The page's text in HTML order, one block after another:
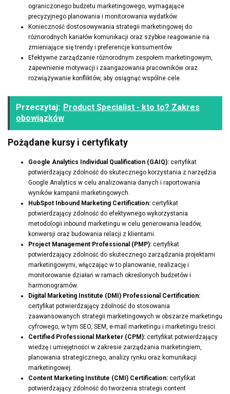
ograniczonego budżetu marketingowego, wymagające
precyzyjnego planowania i monitorowania wydatków.
Konieczność dostosowywania strategii marketingowej do
różnorodnych kanałów komunikacji oraz szybkie reagowanie na
zmieniające się trendy i preferencje konsumentów.
Efektywne zarządzanie różnorodnym zespołem marketingowym,
zapewnienie motywacji i zaangażowania pracowników oraz
rozwiązywanie konfliktów, aby osiągnąć wspólne cele.
Przeczytaj: Product Specialist - kto to? Zakres
obowiązków
Pożądane kursy i certyfikaty
Google Analytics Individual Qualification (GAIQ): certyfikat
potwierdzający zdolność do skutecznego korzystania z narzędzia
Google Analytics w celu analizowania danych i raportowania
wyników kampanii marketingowych.
HubSpot Inbound Marketing Certification: certyfikat
potwierdzający zdolność do efektywnego wykorzystania
metodologii inbound marketingu w celu generowania leadów,
konwersji oraz budowania relacji z klientami.
Project Management Professional (PMP): certyfikat
potwierdzający zdolność do skutecznego zarządzania projektami
marketingowymi, włączając w to planowanie, realizację i
monitorowanie działań w ramach określonych budżetów i
harmonogramów.
Digital Marketing Institute (DMI) Professional Certification:
certyfikat potwierdzający zdolność do stosowania
zaawansowanych strategii marketingowych w obszarze marketingu
cyfrowego, w tym SEO, SEM, e-mail marketingu i marketingu treści.
Certified Professional Marketer (CPM): certyfikat potwierdzający
wiedzę i umiejętności w zakresie zarządzania marketingiem,
planowania strategicznego, analizy rynku oraz komunikacji
marketingowej.
Content Marketing Institute (CMI) Certification: certyfikat
potwierdzający zdolność do tworzenia strategii content